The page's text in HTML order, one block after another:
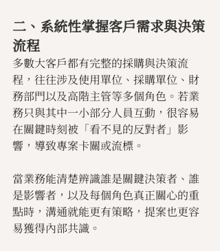
二、系統性掌握客戶需求與決策
流程
多數大客戶都有完整的採購與決策流
程，往往涉及使用單位、採購單位、財
務部門以及高階主管等多個角色。若業
務只與其中一小部分人員互動，很容易
在關鍵時刻被「看不見的反對者」影
響，導致專案卡關或流標。
當業務能清楚辨識誰是關鍵決策者、誰
是影響者，以及每個角色真正關心的重
點時，溝通就能更有策略，提案也更容
易獲得內部共識。